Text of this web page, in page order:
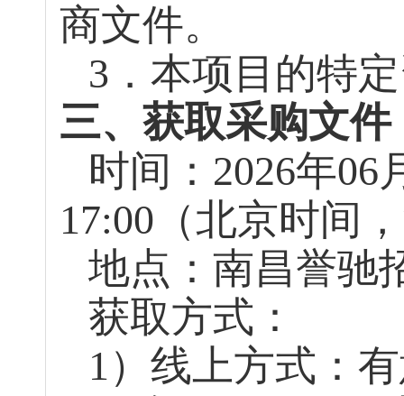
商文件。
3．本项目的特
三、获取采购文件
时间： 2026年06
17:00（北京时间
地点：南昌誉驰
获取方式：
1）线上方式：